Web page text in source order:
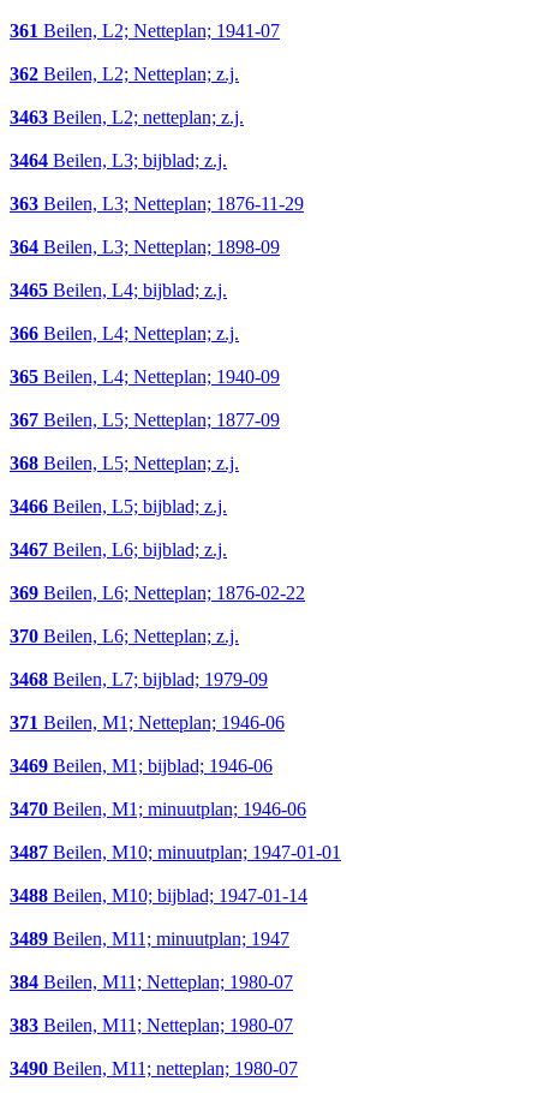
361 Beilen, L2; Netteplan; 1941-07
362 Beilen, L2; Netteplan; z.j.
3463 Beilen, L2; netteplan; z.j.
3464 Beilen, L3; bijblad; z.j.
363 Beilen, L3; Netteplan; 1876-11-29
364 Beilen, L3; Netteplan; 1898-09
3465 Beilen, L4; bijblad; z.j.
366 Beilen, L4; Netteplan; z.j.
365 Beilen, L4; Netteplan; 1940-09
367 Beilen, L5; Netteplan; 1877-09
368 Beilen, L5; Netteplan; z.j.
3466 Beilen, L5; bijblad; z.j.
3467 Beilen, L6; bijblad; z.j.
369 Beilen, L6; Netteplan; 1876-02-22
370 Beilen, L6; Netteplan; z.j.
3468 Beilen, L7; bijblad; 1979-09
371 Beilen, M1; Netteplan; 1946-06
3469 Beilen, M1; bijblad; 1946-06
3470 Beilen, M1; minuutplan; 1946-06
3487 Beilen, M10; minuutplan; 1947-01-01
3488 Beilen, M10; bijblad; 1947-01-14
3489 Beilen, M11; minuutplan; 1947
384 Beilen, M11; Netteplan; 1980-07
383 Beilen, M11; Netteplan; 1980-07
3490 Beilen, M11; netteplan; 1980-07